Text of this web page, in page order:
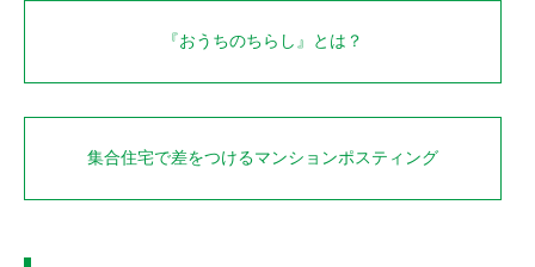
『おうちのちらし』とは？
集合住宅で差をつけるマンションポスティング